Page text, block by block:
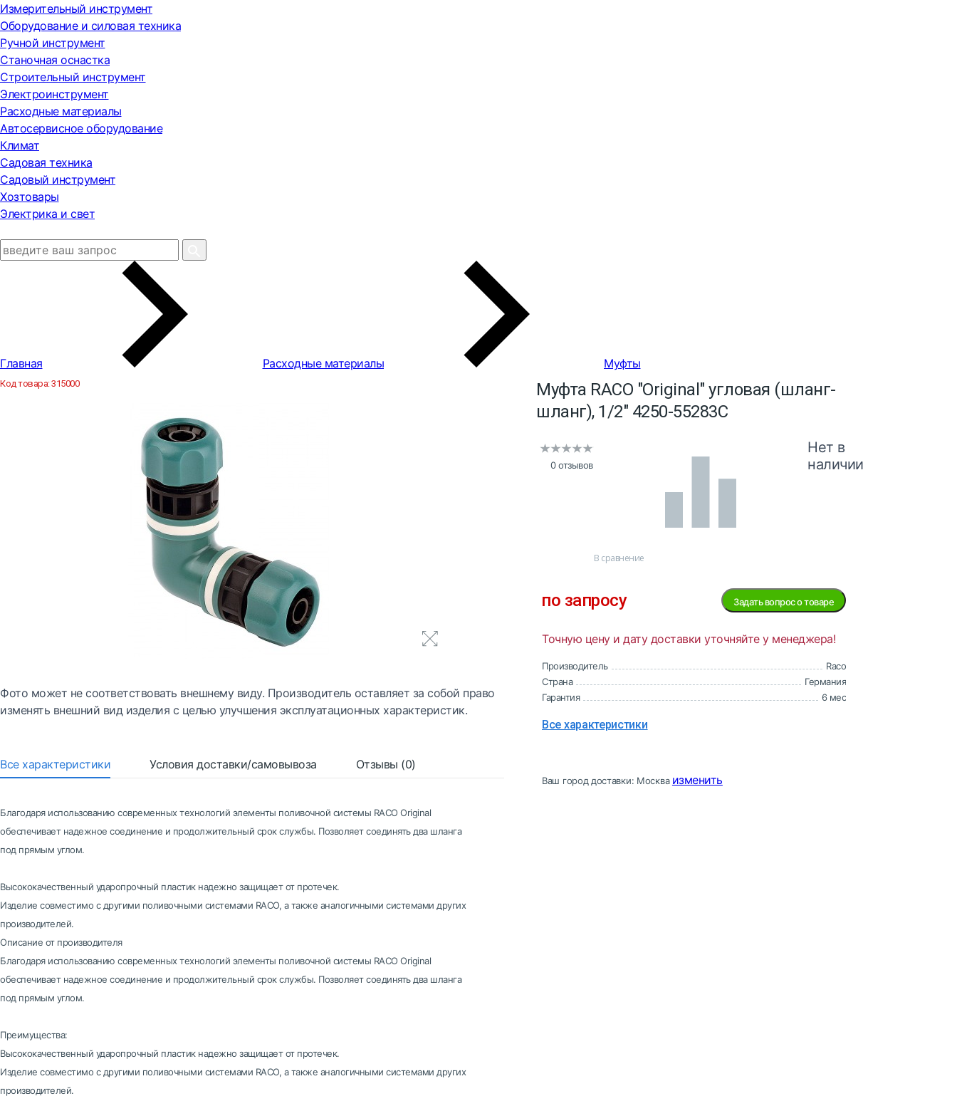
Измерительный инструмент
Оборудование и силовая техника
Ручной инструмент
Станочная оснастка
Строительный инструмент
Электроинструмент
Расходные материалы
Автосервисное оборудование
Климат
Садовая техника
Садовый инструмент
Хозтовары
Электрика и свет
Главная Расходные материалы Муфты
Код товара:315000
Фото может не соответствовать внешнему виду. Производитель оставляет за собой право
изменять внешний вид изделия с целью улучшения эксплуатационных характеристик.
Все характеристики Условия доставки/самовывоза Отзывы (0)
Благодаря использованию современных технологий элементы поливочной системы RACO Original
обеспечивает надежное соединение и продолжительный срок службы. Позволяет соединять два шланга
под прямым углом.
Высококачественный ударопрочный пластик надежно защищает от протечек.
Изделие совместимо с другими поливочными системами RACO, а также аналогичными системами других
производителей.
Описание от производителя
Благодаря использованию современных технологий элементы поливочной системы RACO Original
обеспечивает надежное соединение и продолжительный срок службы. Позволяет соединять два шланга
под прямым углом.
Преимущества:
Высококачественный ударопрочный пластик надежно защищает от протечек.
Изделие совместимо с другими поливочными системами RACO, а также аналогичными системами других
производителей.
Муфта RACO "Original" угловая (шланг-
шланг), 1/2" 4250-55283C
0 отзывов
В сравнение
Нет в
наличии
по запросу Задать вопрос о товаре
Точную цену и дату доставки уточняйте у менеджера!
Производитель
Raco
Страна
Германия
Гарантия
6 мес
Все характеристики
Ваш город доставки: Москва изменить